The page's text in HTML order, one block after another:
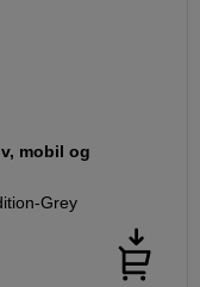
mobil og
Grey